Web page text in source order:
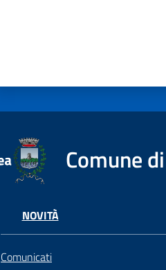
Comune
NOVITÀ
Comunicati